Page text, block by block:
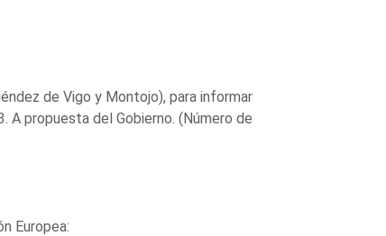
de Vigo y Montojo), para informar
propuesta del Gobierno. (Número de
Europea: